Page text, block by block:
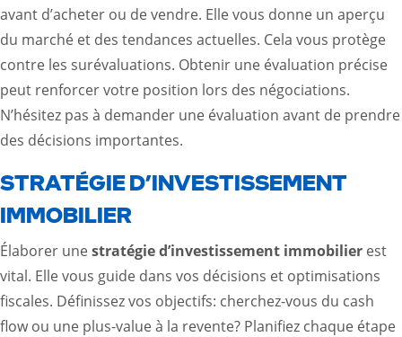
avant d’acheter ou de vendre. Elle vous donne un aperçu
du marché et des tendances actuelles. Cela vous protège
contre les surévaluations. Obtenir une évaluation précise
peut renforcer votre position lors des négociations.
N’hésitez pas à demander une évaluation avant de prendre
des décisions importantes.
STRATÉGIE D’INVESTISSEMENT
IMMOBILIER
Élaborer unestratégie d’investissement immobilier est
vital. Elle vous guide dans vos décisions et optimisations
fiscales. Définissez vos objectifs: cherchez-vous du cash
flow ou une plus-value à la revente? Planifiez chaque étape